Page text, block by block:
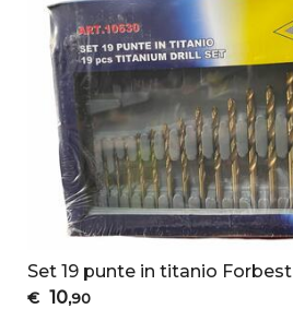
Set 19 punte in titanio Forbest
€ 10,90